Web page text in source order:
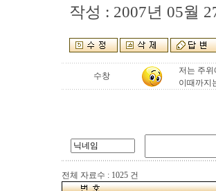
작성 : 2007년 05월
수창
저는 주
이때까지
전체 자료수 : 1025 건